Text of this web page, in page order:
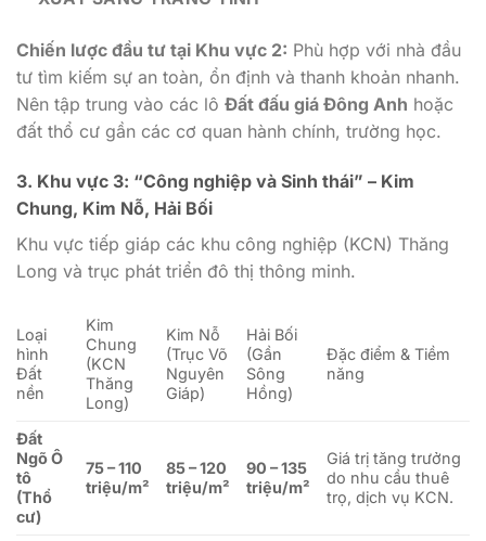
Chiến lược đầu tư tại Khu vực 2: Phù hợp với nhà đầu
tư tìm kiếm sự an toàn, ổn định và thanh khoản nhanh.
Nên tập trung vào các lô Đất đấu giá Đông Anh hoặc
đất thổ cư gần các cơ quan hành chính, trường học.
3. Khu vực 3: “Công nghiệp và Sinh thái” – Kim
Chung, Kim Nỗ, Hải Bối
Khu vực tiếp giáp các khu công nghiệp (KCN) Thăng
Long và trục phát triển đô thị thông minh.
Loại
hình
Đất
nền
Kim
Chung
(KCN
Thăng
Long)
Kim Nỗ
(Trục Võ
Nguyên
Giáp)
Hải Bối
(Gần
Sông
Hồng)
Đặc điểm & Tiềm
năng
Đất
Ngõ Ô
tô
(Thổ
cư)
75 – 110
triệu/m²
85 – 120
triệu/m²
90 – 135
triệu/m²
Giá trị tăng trưởng
do nhu cầu thuê
trọ, dịch vụ KCN.